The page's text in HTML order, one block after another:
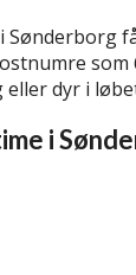
i Sønderborg
dyr i
i